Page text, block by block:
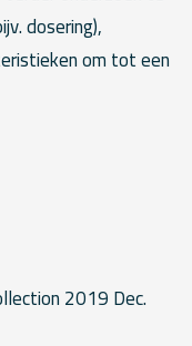
dosering),
om tot een
2019 Dec.